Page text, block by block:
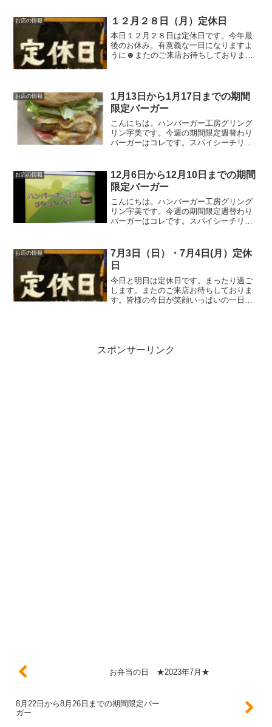
になりますように😊いってらっしゃい。
お店の情報 １２月２８日（月）定休日
本日１２月２８日は定休日です。今年最
後のお休み。有意義な一日になりますよ
うに☻またのご来店お待ちしておりま
お店の情報
1月13日から1月17日までの期間
限定バーガー
こんにちは。ハンバーガー工房グリング
リン宇美です。今週の期間限定週替わり
バーガーはコレです。スパイシーチリチ
タスをのせればトロっと流れる出るチリ
ソース。そそられる事...
お店の情報
12月6日から12月10日までの期間
限定バーガー
こんにちは。ハンバーガー工房グリング
リン宇美です。今週の期間限定週替わり
バーガーはコレです。スパイシーチリチ
タスをのせればトロっと流れる出るチリ
ソース。そそられる事...
お店の情報
7月3日（日）・7月4日(月）定休
日
今日と明日は定休日です。まったり過ご
します。またのご来店お待ちしておりま
す。皆様の今日が笑顔いっぱいの一日に
スポンサーリンク
お弁当の日 ★2023年7月★
8月22日から8月26日までの期間限定バー
ガー